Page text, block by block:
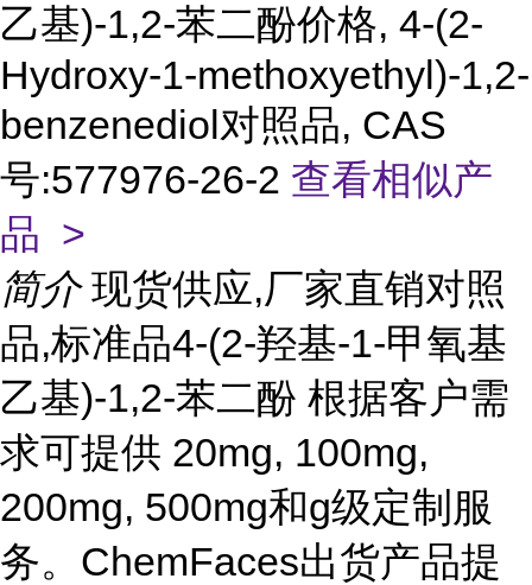
乙基)-1,2-苯二酚价格, 4-(2-
Hydroxy-1-methoxyethyl)-1,2-
benzenediol对照品, CAS
号:577976-26-2 查看相似产
品 >
简介 现货供应,厂家直销对照
品,标准品4-(2-羟基-1-甲氧基
乙基)-1,2-苯二酚 根据客户需
求可提供 20mg, 100mg,
200mg, 500mg和g级定制服
务。ChemFaces出货产品提